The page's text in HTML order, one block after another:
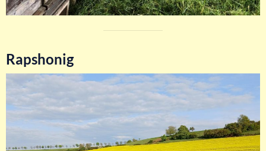
Rapshonig